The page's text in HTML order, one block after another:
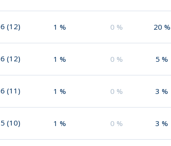
6 (12) 1 % 0 % 20 %
6 (12) 1 % 0 % 5 %
6 (11) 1 % 0 % 3 %
5 (10) 1 % 0 % 3 %